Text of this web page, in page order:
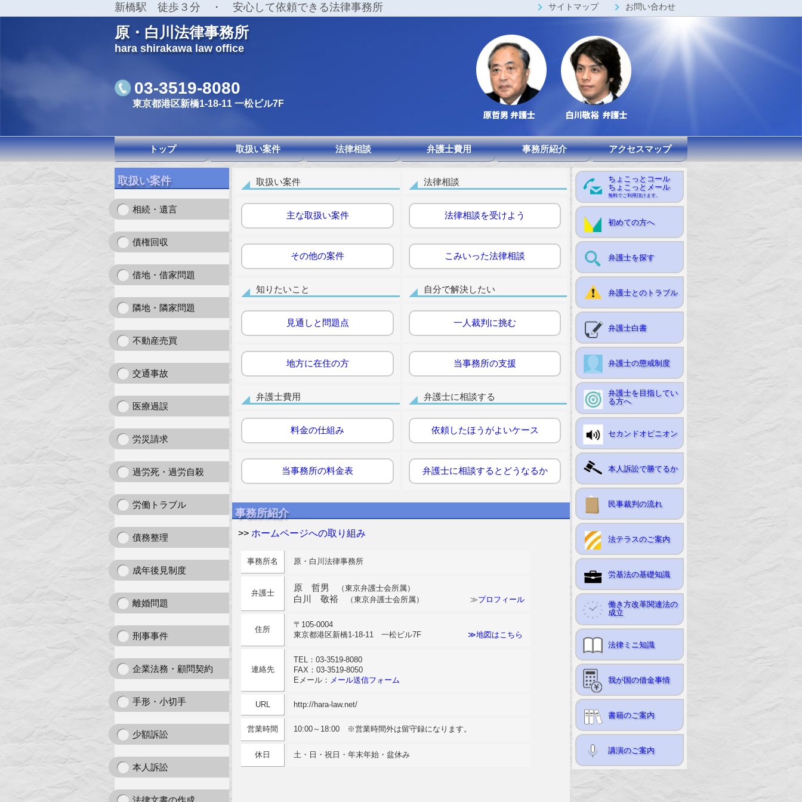
新橋駅 徒歩３分 ・ 安心して依頼できる法律事務所 サイトマップ お問い合わせ
原・白川法律事務所
hara shirakawa law office
03-3519-8080
東京都港区新橋1-18-11 一松ビル7F
トップ 取扱い案件 法律相談 弁護士費用 事務所紹介 アクセスマップ
取扱い案件
相続・遺言
債権回収
借地・借家問題
隣地・隣家問題
不動産売買
交通事故
医療過誤
労災請求
過労死・過労自殺
労働トラブル
債務整理
成年後見制度
離婚問題
刑事事件
企業法務・顧問契約
手形・小切手
少額訴訟
本人訴訟
法律文書の作成
取扱い案件 法律相談
主な取扱い案件 法律相談を受けよう
その他の案件 こみいった法律相談
知りたいこと 自分で解決したい
見通しと問題点 一人裁判に挑む
地方に在住の方 当事務所の支援
弁護士費用 弁護士に相談する
料金の仕組み 依頼したほうがよいケース
当事務所の料金表 弁護士に相談するとどうなるか
事務所紹介
>> ホームページへの取り組み
事務所名 原・白川法律事務所
弁護士
原 哲男 （東京弁護士会所属）
白川 敬裕 （東京弁護士会所属） ≫プロフィール
住所
〒105-0004
東京都港区新橋1-18-11 一松ビル7F ≫地図はこちら
連絡先
TEL：03-3519-8080
FAX：03-3519-8050
Eメール： メール送信フォーム
URL http://hara-law.net/
営業時間 10:00～18:00 ※営業時間外は留守録になります。
休日 土・日・祝日・年末年始・盆休み
ちょこっとコール
ちょこっとメール
無料でご利用頂けます。
初めての方へ
弁護士を探す
弁護士とのトラブル
弁護士白書
弁護士の懲戒制度
弁護士を目指してい
る方へ
セカンドオピニオン
本人訴訟で勝てるか
民事裁判の流れ
法テラスのご案内
労基法の基礎知識
働き方改革関連法の
成立
法律ミニ知識
我が国の借金事情
書籍のご案内
講演のご案内